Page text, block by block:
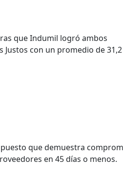
que Indumil logró ambos
Justos con un promedio de 31,2
que demuestra
en 45 días o menos.